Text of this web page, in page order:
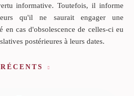
informative. Toutefois, il informe
qu'il ne saurait engager une
en cas d'obsolescence de celles-ci eu
postérieures à leurs dates.